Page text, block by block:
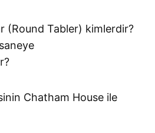
(Round Tabler) kimlerdir?
Chatham House ile